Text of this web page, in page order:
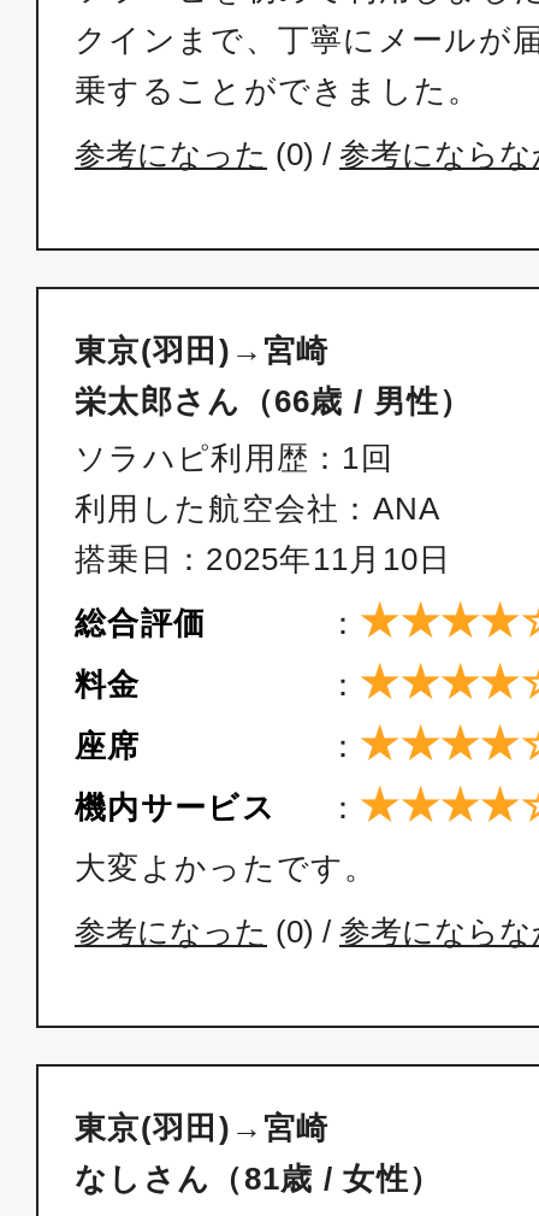
JAL695
東京(羽田)
16:25
宮崎
東京(羽田)
18:55
宮崎
ANA613
ファースト
東京(羽田)
17:35
ANA617
ファースト
東京(羽田)
19:05
宮崎
JAL689
東京(羽田)
09:55
JAL697 18:55
クインまで、丁寧にメールが
乗することができました。
参考になった (0) / 参考になら
東京(羽田)→宮崎
栄太郎さん（66歳 / 男性）
ソラハピ利用歴：1回
利用した航空会社：ANA
搭乗日：2025年11月10日
総合評価
：
料金 ：
座席 ：
機内サービス ：
大変よかったです。
参考になった (0) / 参考になら
東京(羽田)→宮崎
なしさん（81歳 / 女性）